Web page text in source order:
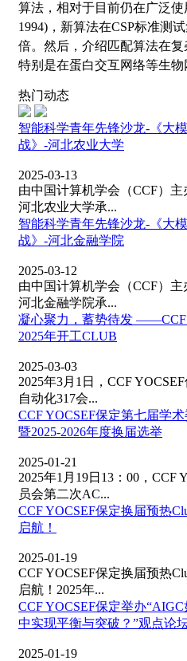
算法，相对于目前仍在广泛
1994)，新算法在CSP标准测
倍。然后，介绍匹配算法在复
特别是在蛋白交互网络等生物
热门动态
智能科学青年先锋沙龙-《大
战》-河北农业大学
2025-03-13
由中国计算机学会（CCF）主
河北农业大学承...
智能科学青年先锋沙龙-《大模
战》-河北金融学院
2025-03-12
由中国计算机学会（CCF）主
河北金融学院承...
凝心聚力，蓄势待发 ——CCF
2025年开工CLUB
2025-03-03
2025年3月1日，CCF
自动化317会...
CCF YOCSEF保定第七届学
暨2025-2026年度换届选举
2025-01-21
2025年1月19日13：00，CCF
员会第二次AC...
CCF YOCSEF保定换届预热
启航！
2025-01-19
CCF YOCSEF保定换届预热
启航！2025年...
CCF YOCSEF保定举办
中实现平衡与突破？”观点论
2025-01-19